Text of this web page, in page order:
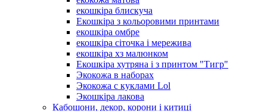
екошкіра блискуча
Екошкіра з кольоровими принтами
екошкіра омбре
екошкіра сіточка і мережива
екошкіра хз малюнком
Екошкіра хутряна і з принтом "Тигр"
Экокожа в наборах
Экокожа с куклами Lol
Экошкiра лакова
Кабошони, декор, корони і китиці